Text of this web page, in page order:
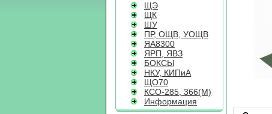
ЩЭ
ЩК
ШУ
ПР, ОЩВ, УОЩВ
ЯА8300
ЯРП, ЯВЗ
БОКСЫ
НКУ, КИПиА
ЩО70
КСО-285, 366(М)
Информация